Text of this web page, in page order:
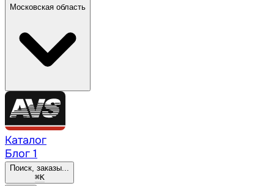
Московская область
Каталог
Блог 1
Поиск, заказы...
⌘K